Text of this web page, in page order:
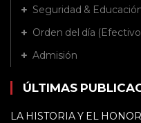
Seguridad &
Orden del día
Admisión
ÚLTIMAS
LA HISTORIA Y EL